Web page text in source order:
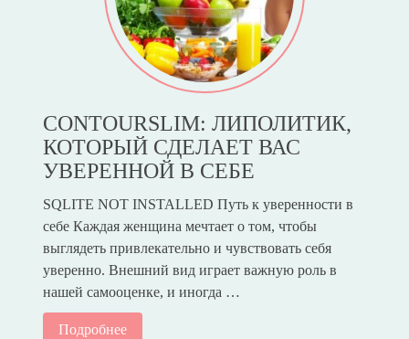
CONTOURSLIM: ЛИПОЛИТИК,
КОТОРЫЙ СДЕЛАЕТ ВАС
УВЕРЕННОЙ В СЕБЕ
SQLITE NOT INSTALLED Путь к уверенности в
себе Каждая женщина мечтает о том, чтобы
выглядеть привлекательно и чувствовать себя
уверенно. Внешний вид играет важную роль в
нашей самооценке, и иногда …
Подробнее